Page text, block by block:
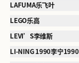
LAFUMA乐飞叶
LEGO乐高
LEVI’S李维斯
LI-NING 1990李宁1990